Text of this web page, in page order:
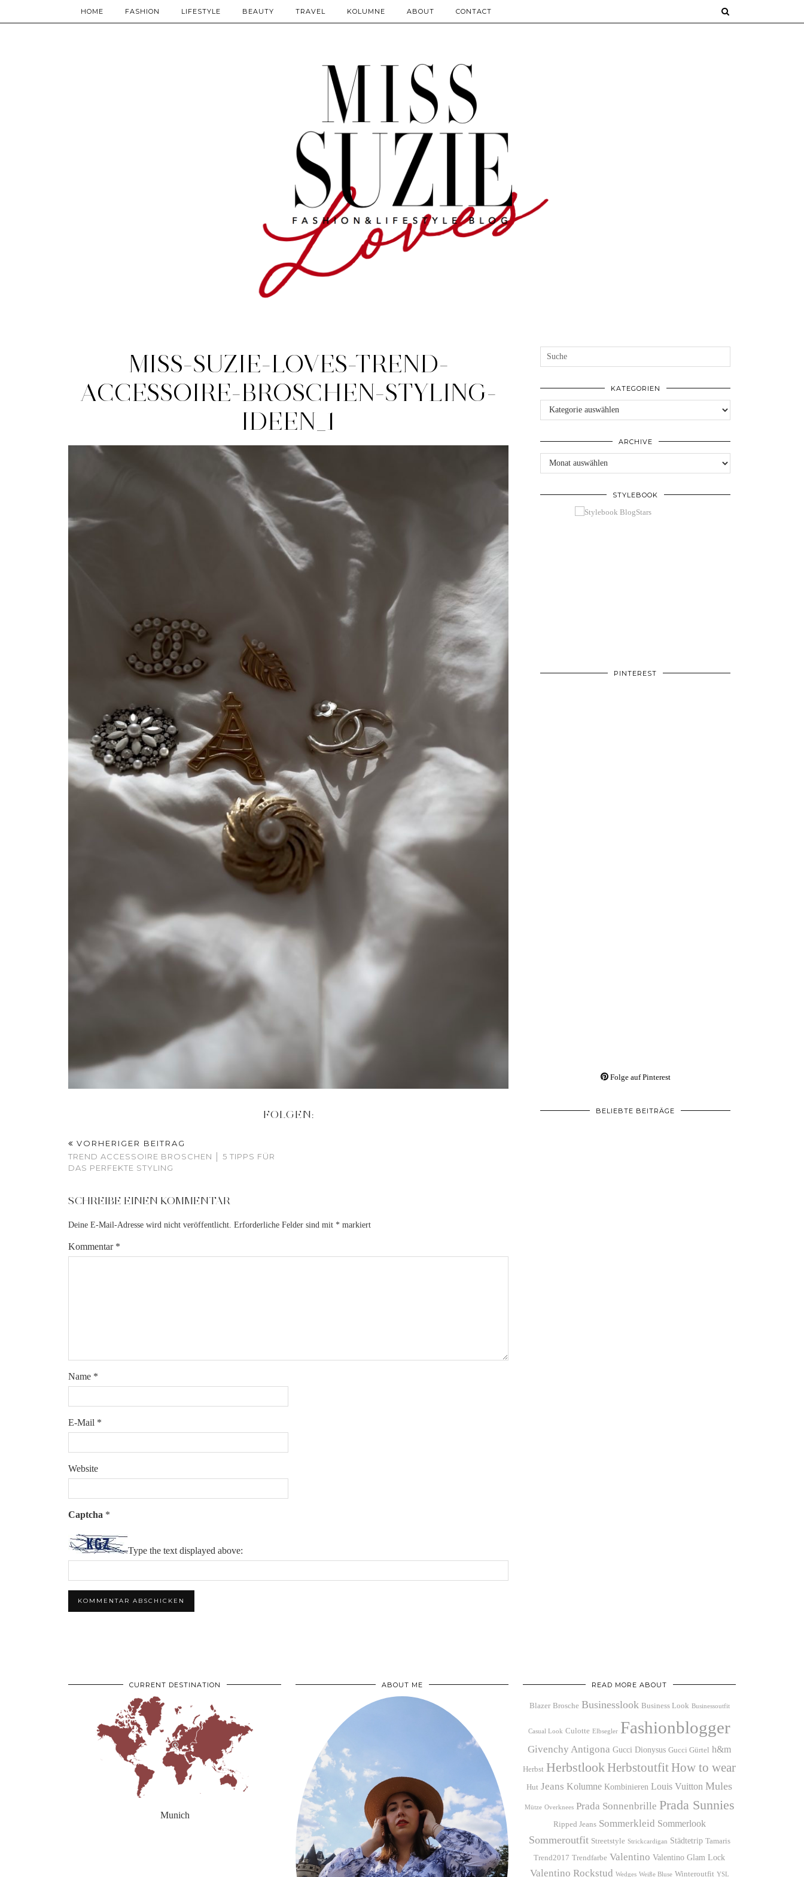
HOME FASHION LIFESTYLE BEAUTY TRAVEL KOLUMNE ABOUT CONTACT
MISS-SUZIE-LOVES-TREND-
ACCESSOIRE-BROSCHEN-STYLING-
IDEEN_1
FOLGEN:
VORHERIGER BEITRAG
TREND ACCESSOIRE BROSCHEN │ 5 TIPPS FÜR
DAS PERFEKTE STYLING
SCHREIBE EINEN KOMMENTAR
Deine E-Mail-Adresse wird nicht veröffentlicht. Erforderliche Felder sind mit * markiert
Kommentar *
Name *
E-Mail *
Website
Captcha *
Type the text displayed above:
KATEGORIEN
Kategorien
ARCHIVE
Archive
STYLEBOOK
PINTEREST
Folge auf Pinterest
BELIEBTE BEITRÄGE
CURRENT DESTINATION
Munich
ABOUT ME READ MORE ABOUT
Blazer Brosche Businesslook Business Look Businessoutfit
Casual Look Culotte Elbsegler Fashionblogger
Givenchy Antigona Gucci Dionysus Gucci Gürtel h&m
Herbst Herbstlook Herbstoutfit How to wear
Hut Jeans Kolumne Kombinieren Louis Vuitton Mules
Mütze Overknees Prada Sonnenbrille Prada Sunnies
Ripped Jeans Sommerkleid Sommerlook
Sommeroutfit Streetstyle Strickcardigan Städtetrip Tamaris
Trend2017 Trendfarbe Valentino Valentino Glam Lock
Valentino Rockstud Wedges Weiße Bluse Winteroutfit YSL